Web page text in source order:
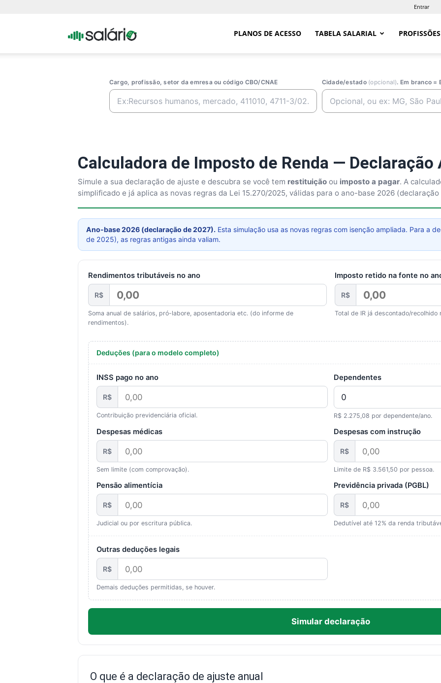
Entrar
Portal PLANOS DE ACESSO TABELA SALARIAL PROFISSÕES
Cargo, profissão, setor da emresa ou código CBO/CNAE Cidade/estado (opcional). Em branco =
Calculadora de Imposto de Renda — Declaração
Simule a sua declaração de ajuste e descubra se você tem restituição ou imposto a pagar. A
simplificado e já aplica as novas regras da Lei 15.270/2025, válidas para o ano-base 2026
Ano-base 2026 (declaração de 2027). Esta simulação usa as novas regras com isenção ampliada. Para a
de 2025), as regras antigas ainda valiam.
Rendimentos tributáveis no ano
R$
Soma anual de salários, pró-labore, aposentadoria etc. (do informe de
rendimentos).
Imposto retido na fonte no
R$
Total de IR já descontado/recolhido
Deduções (para o modelo completo)
INSS pago no ano
R$
Contribuição previdenciária oficial.
Dependentes
R$ 2.275,08 por dependente/ano.
Despesas médicas
R$
Sem limite (com comprovação).
Despesas com instrução
R$
Limite de R$ 3.561,50 por pessoa.
Pensão alimentícia
R$
Judicial ou por escritura pública.
Previdência privada (PGBL)
R$
Dedutível até 12% da renda
Outras deduções legais
R$
Demais deduções permitidas, se houver.
Simular declaração
O que é a declaração de ajuste anual